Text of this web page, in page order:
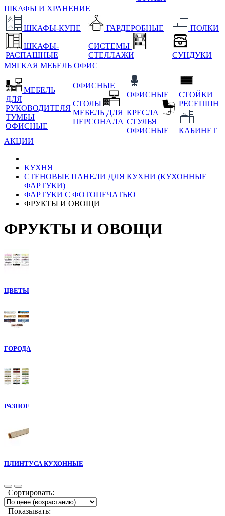
ШКАФЫ И ХРАНЕНИЕ
ШКАФЫ-КУПЕ
ШКАФЫ-
РАСПАШНЫЕ
ГАРДЕРОБНЫЕ
СИСТЕМЫ
СТЕЛЛАЖИ
ПОЛКИ
СУНДУКИ
МЯГКАЯ МЕБЕЛЬ ОФИС
МЕБЕЛЬ
ДЛЯ
РУКОВОДИТЕЛЯ
ТУМБЫ
ОФИСНЫЕ
ОФИСНЫЕ
СТОЛЫ
МЕБЕЛЬ ДЛЯ
ПЕРСОНАЛА
ОФИСНЫЕ
КРЕСЛА
СТУЛЬЯ
ОФИСНЫЕ
СТОЙКИ
РЕСЕПШН
КАБИНЕТ
АКЦИИ
КУХНЯ
СТЕНОВЫЕ ПАНЕЛИ ДЛЯ КУХНИ (КУХОННЫЕ
ФАРТУКИ)
ФАРТУКИ С ФОТОПЕЧАТЬЮ
ФРУКТЫ И ОВОЩИ
ФРУКТЫ И ОВОЩИ
ЦВЕТЫ
ГОРОДА
РАЗНОЕ
ПЛИНТУСА КУХОННЫЕ
Сортировать:
Показывать: